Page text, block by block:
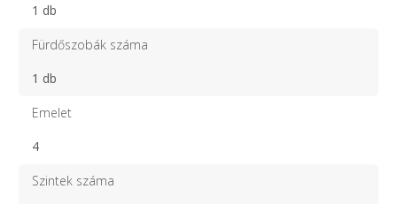
1 db
Fürdőszobák száma
1 db
Emelet
4
Szintek száma